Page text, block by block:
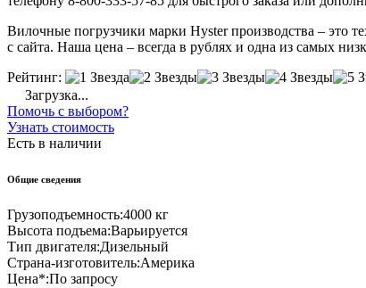
Вилочные погрузчики марки Hyster производства – это
с сайта. Наша цена – всегда в рублях и одна из самых
Рейтинг:
Загрузка...
Помочь с выбором?
Узнать стоимость
Есть в наличии
Общие сведения
Грузоподъемность:4000 кг
Высота подъема:Варьируется
Тип двигателя:Дизельный
Страна-изготовитель:Америка
Цена*:По запросу